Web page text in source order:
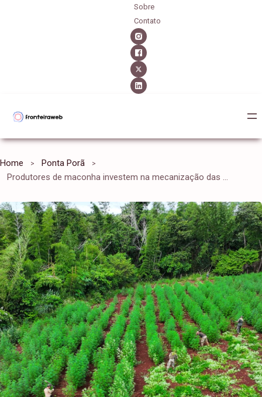
Sobre
Contato
Home
Ponta Porã
Produtores de maconha investem na mecanização das lavouras na fronteira. SENAD destrói 60 hectares da droga